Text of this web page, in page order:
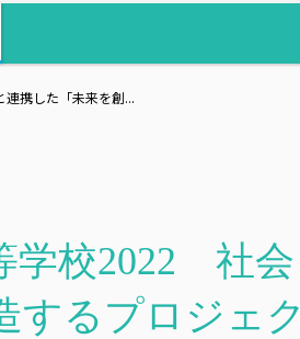
携した「未来を創...
学校2022 社会
するプロジェク